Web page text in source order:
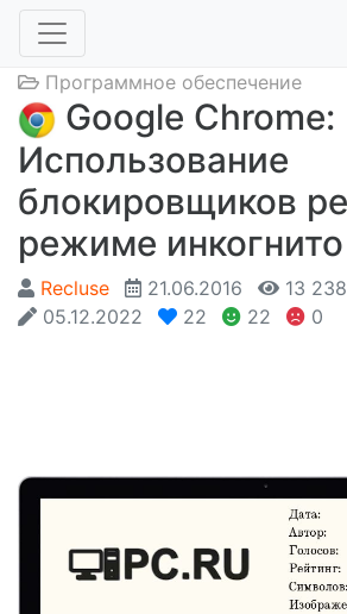
Программное обеспечение
Google Chrome:
Использование
блокировщиков
режиме инкогнито
Recluse 21.06.2016 13 238
05.12.2022
22 22 0